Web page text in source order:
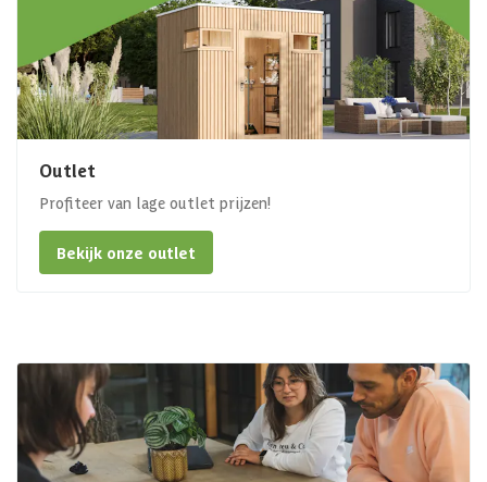
Outlet
Profiteer van lage outlet prijzen!
Bekijk onze outlet